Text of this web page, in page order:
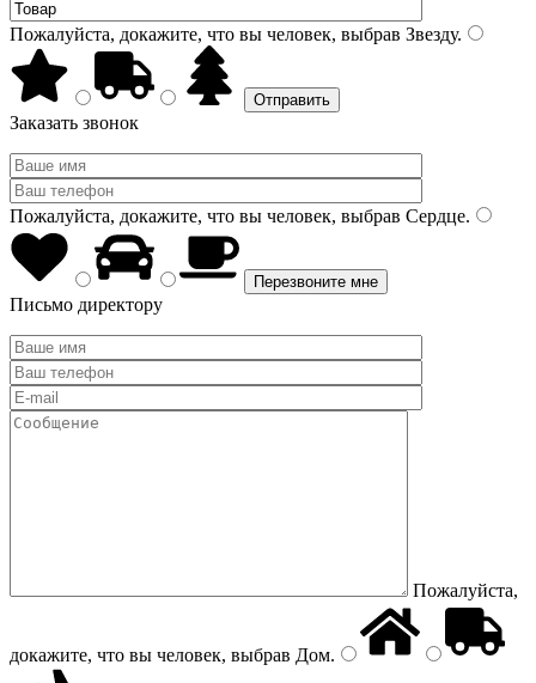
Пожалуйста, докажите, что вы человек, выбрав Звезду.
Заказать звонок
Пожалуйста, докажите, что вы человек, выбрав Сердце.
Письмо директору
Пожалуйста,
докажите, что вы человек, выбрав Дом.